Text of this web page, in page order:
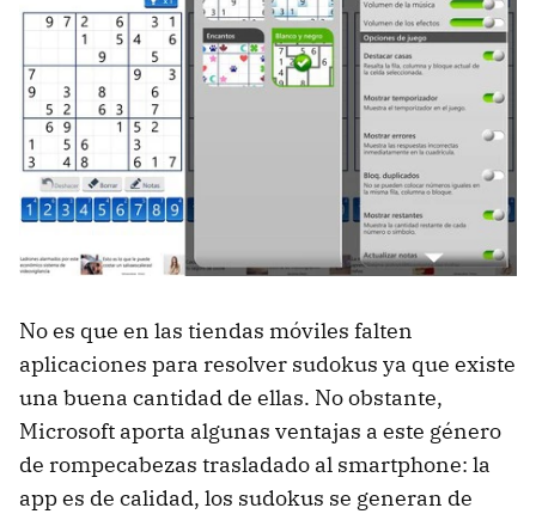
No es que en las tiendas móviles falten
aplicaciones para resolver sudokus ya que existe
una buena cantidad de ellas. No obstante,
Microsoft aporta algunas ventajas a este género
de rompecabezas trasladado al smartphone: la
app es de calidad, los sudokus se generan de